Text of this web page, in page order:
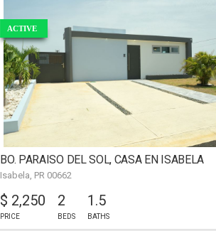
ACTIVE
BO. PARAISO DEL SOL, CASA EN ISABELA
Isabela, PR 00662
$ 2,250
PRICE
2
BEDS
1.5
BATHS